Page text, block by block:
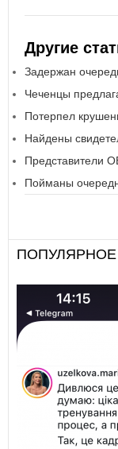
Другие
Задержан
Чеченцы
Потерпел
Найдены
Представители
Пойманы
ПОПУЛЯРНОЕ